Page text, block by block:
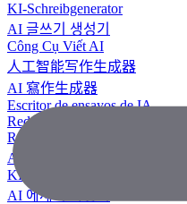
KI-Schreibgenerator
AI 글쓰기 생성기
Công Cụ Viết AI
人工智能写作生成器
AI 寫作生成器
Escritor de ensayos de IA
Redator de ensaios com IA
Rédacteur d'essais IA
AIエッセイライター
KI Essay-Schreiber
AI 에세이 작성기